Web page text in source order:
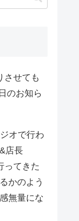
させても
のお知ら
オで行わ
店長
ってきた
かのよう
無量にな